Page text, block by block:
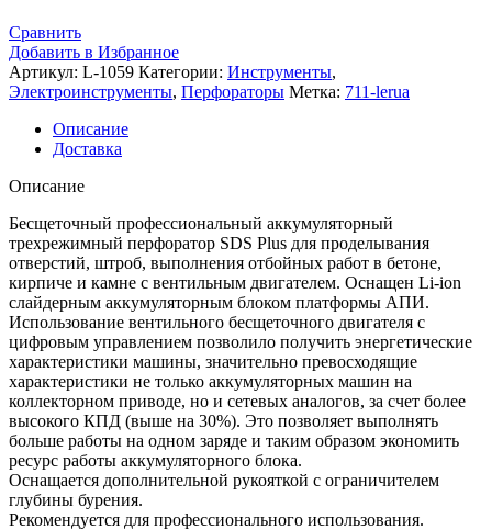
Сравнить
Добавить в Избранное
Артикул: L-1059 Категории: Инструменты,
Электроинструменты, Перфораторы Метка: 711-lerua
Описание
Доставка
Описание
Бесщеточный профессиональный аккумуляторный
трехрежимный перфоратор SDS Plus для проделывания
отверстий, штроб, выполнения отбойных работ в бетоне,
кирпиче и камне c вентильным двигателем. Оснащен Li-ion
слайдерным аккумуляторным блоком платформы АПИ.
Использование вентильного бесщеточного двигателя с
цифровым управлением позволило получить энергетические
характеристики машины, значительно превосходящие
характеристики не только аккумуляторных машин на
коллекторном приводе, но и сетевых аналогов, за счет более
высокого КПД (выше на 30%). Это позволяет выполнять
больше работы на одном заряде и таким образом экономить
ресурс работы аккумуляторного блока.
Оснащается дополнительной рукояткой с ограничителем
глубины бурения.
Рекомендуется для профессионального использования.